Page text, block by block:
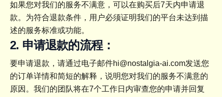
如果您对我们的服务不满意，可以在购买后7天内申请退
款。为符合退款条件，用户必须证明我们的平台未达到描
述的服务标准或功能。
2. 申请退款的流程：
要申请退款，请通过电子邮件hi@nostalgia-ai.com发送您
的订单详情和简短的解释，说明您对我们的服务不满意的
原因。我们的团队将在7个工作日内审查您的申请并回复